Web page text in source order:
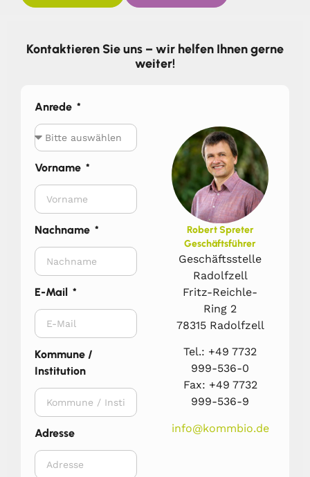
Kontaktieren Sie uns – wir helfen Ihnen gerne
weiter!
Anrede
Vorname
Nachname
E-Mail
Kommune /
Institution
Adresse
Robert Spreter
Geschäftsführer
Geschäftsstelle
Radolfzell
Fritz-Reichle-
Ring 2
78315 Radolfzell
Tel.: +49 7732
999-536-0
Fax: +49 7732
999-536-9
info@kommbio.de